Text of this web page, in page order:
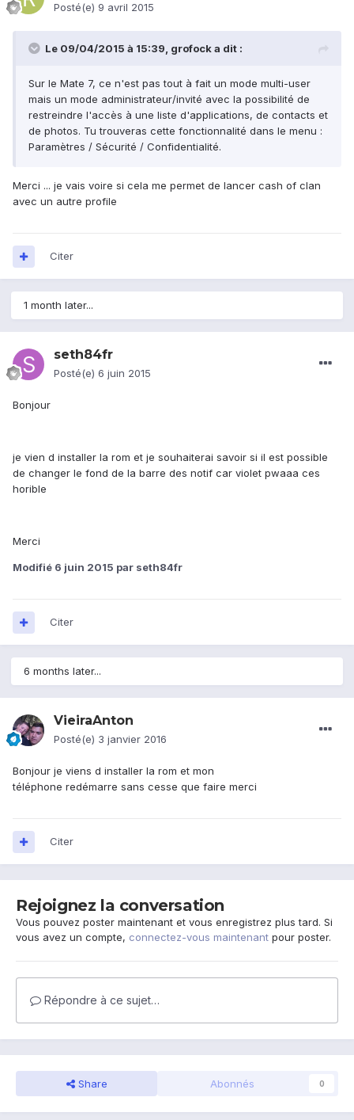
Posté(e) 9 avril 2015
Le 09/04/2015 à 15:39, grofock a dit :
Sur le Mate 7, ce n'est pas tout à fait un mode multi-user
mais un mode administrateur/invité avec la possibilité de
restreindre l'accès à une liste d'applications, de contacts et
de photos. Tu trouveras cette fonctionnalité dans le menu :
Paramètres / Sécurité / Confidentialité.
Merci ... je vais voire si cela me permet de lancer cash of clan
avec un autre profile
Citer
1 month later...
seth84fr
Posté(e) 6 juin 2015
Bonjour
je vien d installer la rom et je souhaiterai savoir si il est possible
de changer le fond de la barre des notif car violet pwaaa ces
horible
Merci
Modifié 6 juin 2015 par seth84fr
Citer
6 months later...
VieiraAnton
Posté(e) 3 janvier 2016
Bonjour je viens d installer la rom et mon
téléphone redémarre sans cesse que faire merci
Citer
Rejoignez la conversation
Vous pouvez poster maintenant et vous enregistrez plus tard. Si
vous avez un compte, connectez-vous maintenant pour poster.
Répondre à ce sujet…
Share Abonnés 0